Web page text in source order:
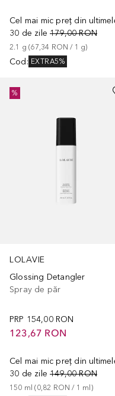
Cel mai mic preț din
30 de zile 179,00 RON
2.1 g (67,34 RON / 1 g)
Cod : EXTRA5%
LOLAVIE
Glossing Detangler
Spray de păr
PRP 154,00 RON
123,67 RON
Cel mai mic preț din
30 de zile 149,00 RON
150 ml (0,82 RON / 1 ml)
%